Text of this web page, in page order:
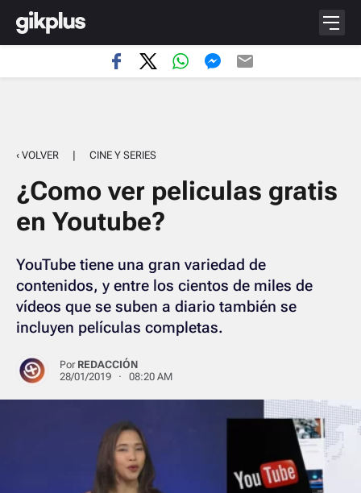
‹ VOLVER | CINE Y SERIES
¿Como ver peliculas gratis
en Youtube?
YouTube tiene una gran variedad de
contenidos, y entre los cientos de miles de
vídeos que se suben a diario también se
incluyen películas completas.
Por REDACCIÓN
28/01/2019 · 08:20 AM